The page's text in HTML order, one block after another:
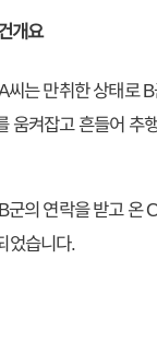
개요
씨는 만취한 상태로
움켜잡고 흔들어 추
군의 연락을 받고 온
었습니다.